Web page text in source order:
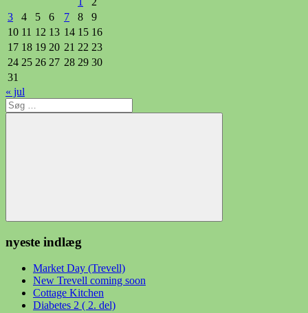
3
4 5 6 7 8
9
10 11 12 13 14 15 16
17 18 19 20 21 22 23
24 25 26 27 28 29 30
31
« jul
Søg
efter:
Søg
nyeste indlæg
Market Day (Trevell)
New Trevell coming soon
Cottage Kitchen
Diabetes 2 ( 2. del)